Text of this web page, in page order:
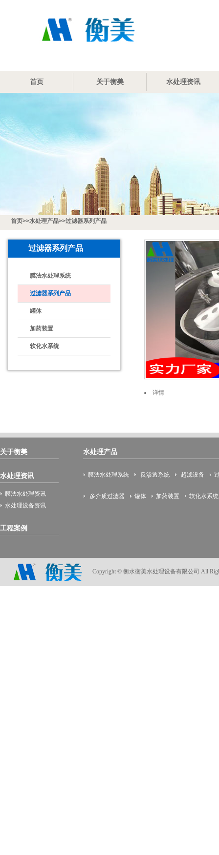
首页 关于衡美 水处理资讯
首页>>水处理产品>>过滤器系列产品
过滤器系列产品
膜法水处理系统
过滤器系列产品
罐体
加药装置
软化水系统
详情
关于衡美
水处理资讯
膜法水处理资讯
水处理设备资讯
工程案例
水处理产品
膜法水处理系统 反渗透系统 超滤设备
多介质过滤器 罐体 加药装置 软化水系统
Copyright © 衡水衡美水处理设备有限公司 All